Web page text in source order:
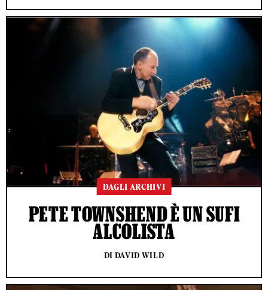
DAGLI ARCHIVI
PETE TOWNSHEND È UN SUFI
ALCOLISTA
DI DAVID WILD